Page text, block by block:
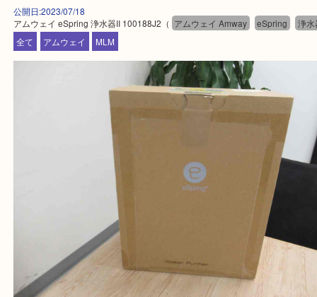
Facebook
Twitter
Line
アムウェイ eSpring 浄水器II 100188J2
アムウェイ eSpring 浄水器II 100188J2（ アムウェイ Amway
MLM